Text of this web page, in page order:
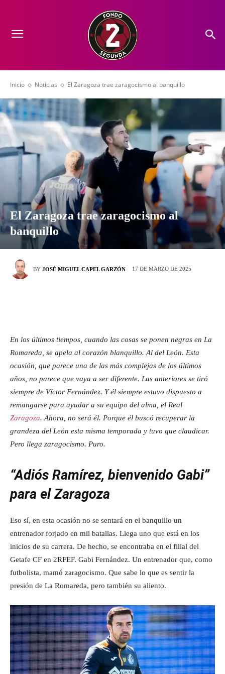
Inicio Noticias El Zaragoza trae zaragocismo al banquillo
El Zaragoza trae zaragocismo al
banquillo
BY JOSÉ MIGUEL CAPEL GARZÓN 17 DE MARZO DE 2025
En los últimos tiempos, cuando las cosas se ponen negras en La
Romareda, se apela al corazón blanquillo. Al del León. Esta
ocasión, que parece una de las más complejas de los últimos
años, no parece que vaya a ser diferente. Las anteriores se tiró
siempre de Víctor Fernández. Y él siempre estuvo dispuesto a
remangarse para ayudar a su equipo del alma, el Real
Zaragoza. Ahora, no será él. Porque él buscó recuperar la
grandeza del León esta misma temporada y tuvo que claudicar.
Pero llega zaragocismo. Puro.
“Adiós Ramírez, bienvenido Gabi”
para el Zaragoza
Eso sí, en esta ocasión no se sentará en el banquillo un
entrenador forjado en mil batallas. Llega uno que está en los
inicios de su carrera. De hecho, se encontraba en el filial del
Getafe CF en 2RFEF. Gabi Fernández. Un entrenador que, como
futbolista, mamó zaragocismo. Que sabe lo que es sentir la
presión de La Romareda, pero también su aliento.